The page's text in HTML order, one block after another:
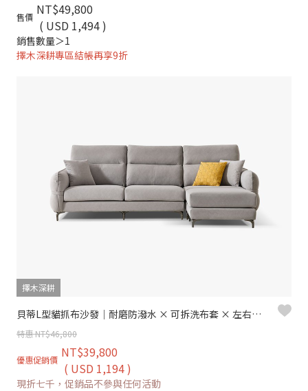
售價 NT$49,800
( USD 1,494 )
銷售數量＞1
擇木深耕專區結帳再享9折
擇木深耕
貝蒂L型貓抓布沙發｜耐磨防潑水 × 可拆洗布套 × 左右移動腳椅 – 擇木深耕
特惠 NT$46,800
優惠促銷價 NT$39,800
( USD 1,194 )
現折七千，促銷品不參與任何活動